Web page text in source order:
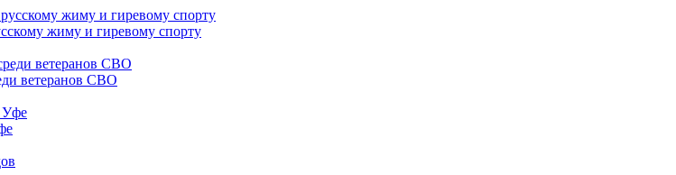
жиму и гиревому спорту
ветеранов СВО